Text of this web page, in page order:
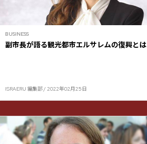
BUSINESS
副市長が語る観光都市エルサレムの復興とは
ISRAERU 編集部 / 2022年02月25日